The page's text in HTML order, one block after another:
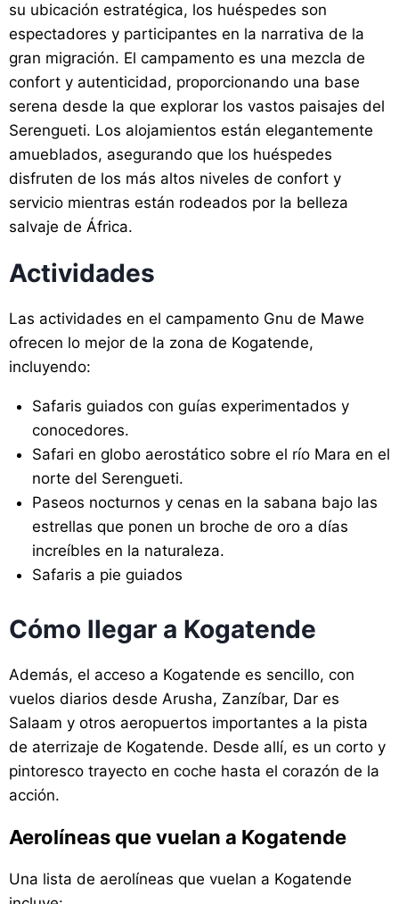
su ubicación estratégica, los huéspedes son
espectadores y participantes en la narrativa de la
gran migración. El campamento es una mezcla de
confort y autenticidad, proporcionando una base
serena desde la que explorar los vastos paisajes del
Serengueti. Los alojamientos están elegantemente
amueblados, asegurando que los huéspedes
disfruten de los más altos niveles de confort y
servicio mientras están rodeados por la belleza
salvaje de África.
Actividades
Las actividades en el campamento Gnu de Mawe
ofrecen lo mejor de la zona de Kogatende,
incluyendo:
Safaris guiados con guías experimentados y
conocedores.
Safari en globo aerostático sobre el río Mara en el
norte del Serengueti.
Paseos nocturnos y cenas en la sabana bajo las
estrellas que ponen un broche de oro a días
increíbles en la naturaleza.
Safaris a pie guiados
Cómo llegar a Kogatende
Además, el acceso a Kogatende es sencillo, con
vuelos diarios desde Arusha, Zanzíbar, Dar es
Salaam y otros aeropuertos importantes a la pista
de aterrizaje de Kogatende. Desde allí, es un corto y
pintoresco trayecto en coche hasta el corazón de la
acción.
Aerolíneas que vuelan a Kogatende
Una lista de aerolíneas que vuelan a Kogatende